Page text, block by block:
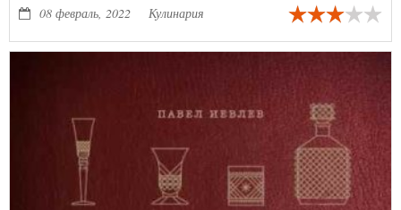
книга — это подробный и очень интересный гид по
национальным кухням, так что вам определенно будет чем
удивить родных!
08 февраль, 2022 Кулинария